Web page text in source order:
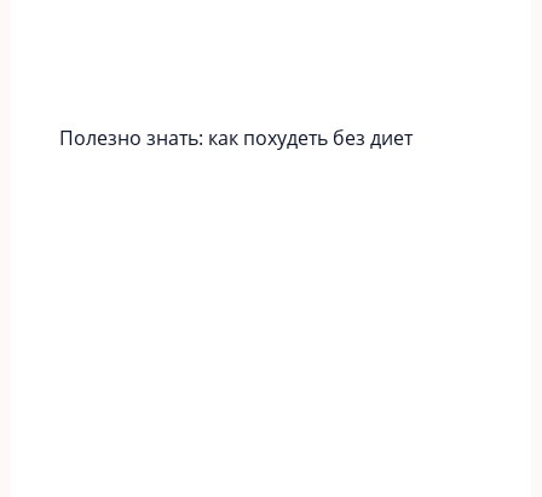
Полезно знать: как похудеть без диет